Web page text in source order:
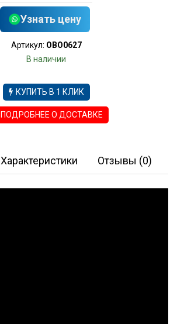
Узнать цену
Артикул: OBO0627
В наличии
КУПИТЬ В 1 КЛИК
ПОДРОБНЕЕ О ДОСТАВКЕ
Характеристики Отзывы (0)